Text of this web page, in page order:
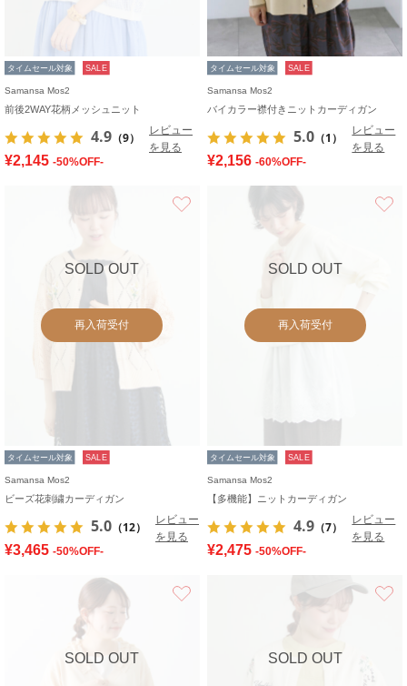
タイムセール対象 SALE
Samansa Mos2
前後2WAY花柄メッシュニット
4.9 （9）
レビュー
を見る
¥2,145 -50%OFF-
タイムセール対象 SALE
Samansa Mos2
バイカラー襟付きニットカーディガン
5.0 （1）
レビュー
を見る
¥2,156 -60%OFF-
SOLD OUT
再入荷受付
タイムセール対象 SALE
Samansa Mos2
ビーズ花刺繍カーディガン
5.0 （12）
レビュー
を見る
¥3,465 -50%OFF-
SOLD OUT
再入荷受付
タイムセール対象 SALE
Samansa Mos2
【多機能】ニットカーディガン
4.9 （7）
レビュー
を見る
¥2,475 -50%OFF-
SOLD OUT SOLD OUT